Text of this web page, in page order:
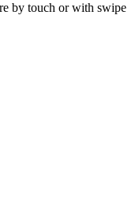
by touch or with swipe